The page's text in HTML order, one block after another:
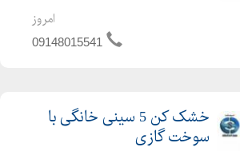
توانایی جدا سازی تفاله و تخم گوجه از
آب گوجه که در صورت نیاز کشاورزان
امروز
09148015541
خشک کن 5 سینی خانگی با
سوخت گازی